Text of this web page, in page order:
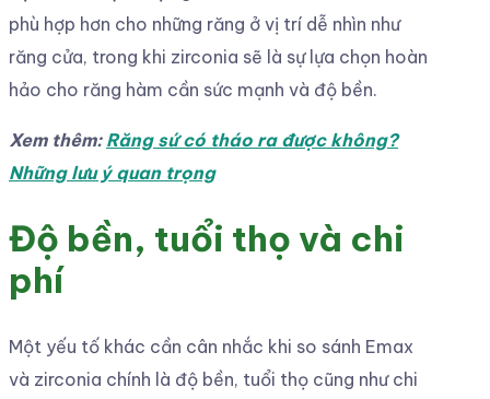
phù hợp hơn cho những răng ở vị trí dễ nhìn như
răng cửa, trong khi zirconia sẽ là sự lựa chọn hoàn
hảo cho răng hàm cần sức mạnh và độ bền.
Xem thêm: Răng sứ có tháo ra được không?
Những lưu ý quan trọng
Độ bền, tuổi thọ và chi
phí
Một yếu tố khác cần cân nhắc khi so sánh Emax
và zirconia chính là độ bền, tuổi thọ cũng như chi